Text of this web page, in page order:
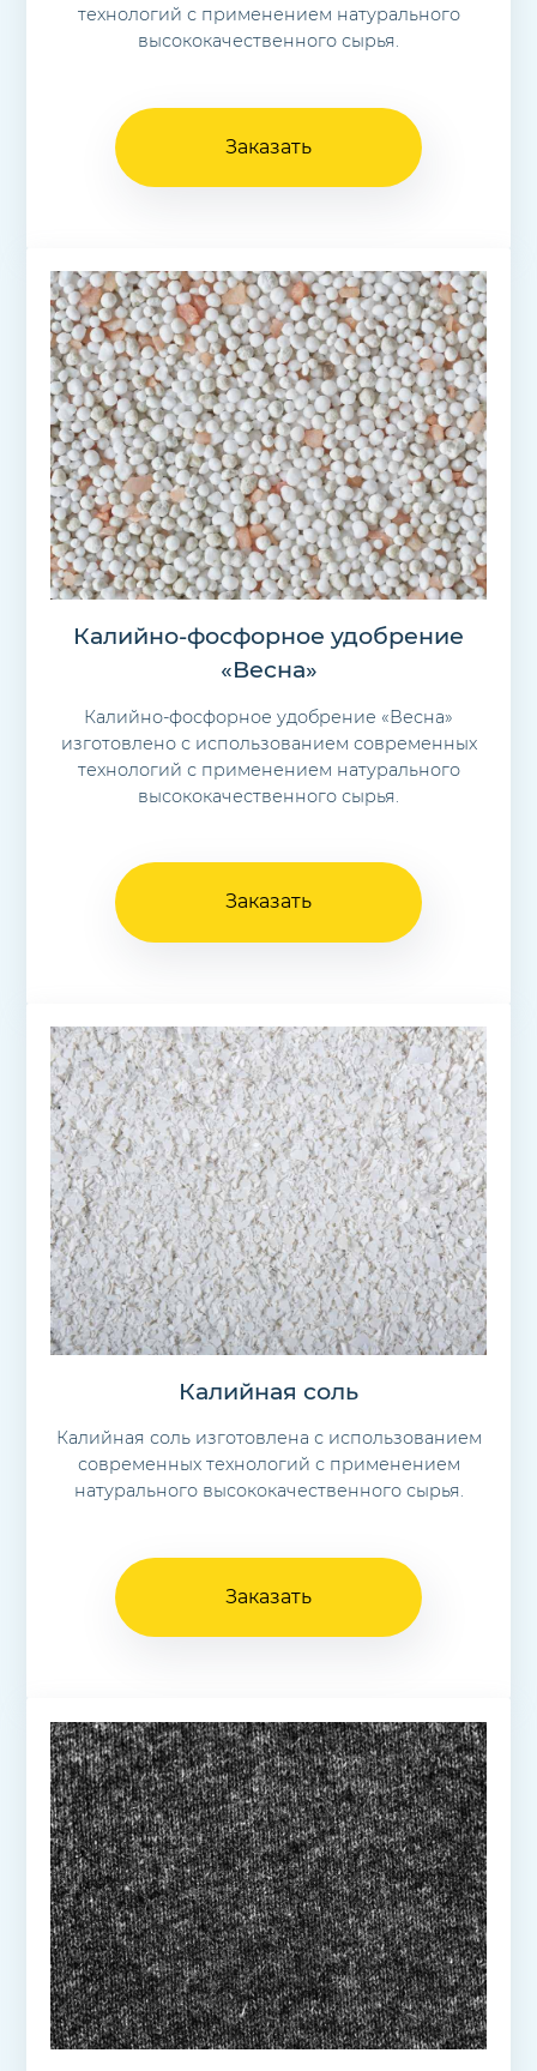
технологий с применением натурального
высококачественного сырья.
Заказать
Калийно-фосфорное удобрение
«Весна»
Калийно-фосфорное удобрение «Весна»
изготовлено с использованием современных
технологий с применением натурального
высококачественного сырья.
Заказать
Калийная соль
Калийная соль изготовлена с использованием
современных технологий с применением
натурального высококачественного сырья.
Заказать